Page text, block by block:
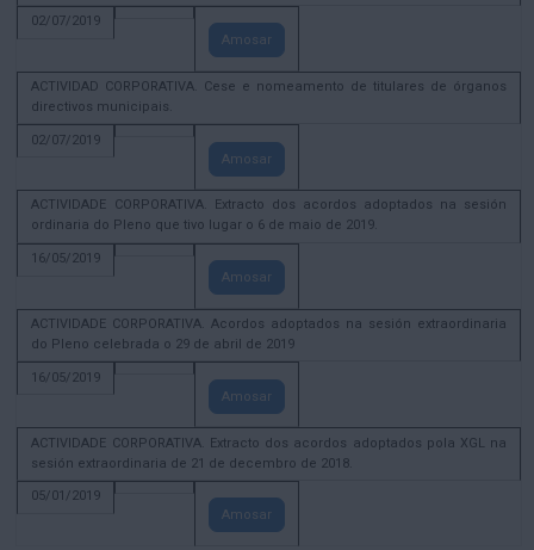
02/07/2019
Amosar
ACTIVIDAD CORPORATIVA. Cese e nomeamento de titulares de órganos
directivos municipais.
02/07/2019
Amosar
ACTIVIDADE CORPORATIVA. Extracto dos acordos adoptados na sesión
ordinaria do Pleno que tivo lugar o 6 de maio de 2019.
16/05/2019
Amosar
ACTIVIDADE CORPORATIVA. Acordos adoptados na sesión extraordinaria
do Pleno celebrada o 29 de abril de 2019
16/05/2019
Amosar
ACTIVIDADE CORPORATIVA. Extracto dos acordos adoptados pola XGL na
sesión extraordinaria de 21 de decembro de 2018.
05/01/2019
Amosar